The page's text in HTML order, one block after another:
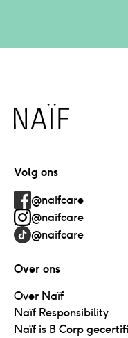
Naïf
Volg ons
@naifcare
@naifcare
@naifcare
Over ons
Over Naïf
Naïf Responsibility
Naïf is B Corp